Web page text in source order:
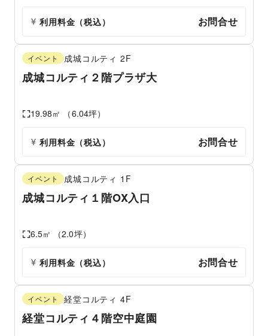
利用料金（税込） お問合せ
イベント 成城コルティ 2F
成城コルティ２階プラザ大
19.98㎡ （6.04坪）
利用料金（税込） お問合せ
イベント 成城コルティ 1F
成城コルティ１階OX入口
6.5㎡ （2.0坪）
利用料金（税込） お問合せ
イベント 経堂コルティ 4F
経堂コルティ４階空中庭園